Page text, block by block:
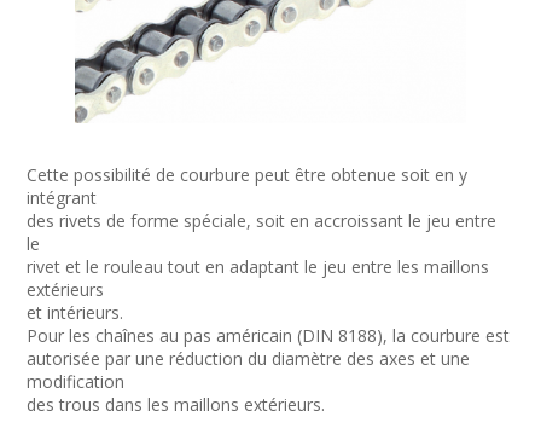
Cette possibilité de courbure peut être obtenue soit en y
intégrant
des rivets de forme spéciale, soit en accroissant le jeu entre
le
rivet et le rouleau tout en adaptant le jeu entre les maillons
extérieurs
et intérieurs.
Pour les chaînes au pas américain (DIN 8188), la courbure est
autorisée par une réduction du diamètre des axes et une
modification
des trous dans les maillons extérieurs.